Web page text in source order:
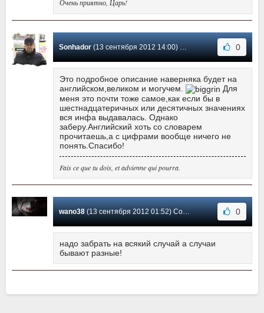
Очень приятно, Царь!
Sonhador(13 сентября 2012 14:00) Сообщение #1 0
Это подробное описание наверняка будет на
английском,великом и могучем.
Для
меня это почти тоже самое,как если бы в
шестнадцатеричных или десятичных значениях
вся инфа выдавалась. Однако
заберу.Английский хоть со словарем
прочитаешь,а с цифрами вообще ничего не
понять.Спасибо!
Fais ce que tu dois, et advienne qui pourra.
wano38(13 сентября 2012 01:52) Сообщение #0 0
надо забрать на всякий случай а случаи
бывают разные!